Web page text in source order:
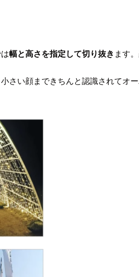
幅と高さを指定して切り抜き ます
い顔まできちんと認識されてオ